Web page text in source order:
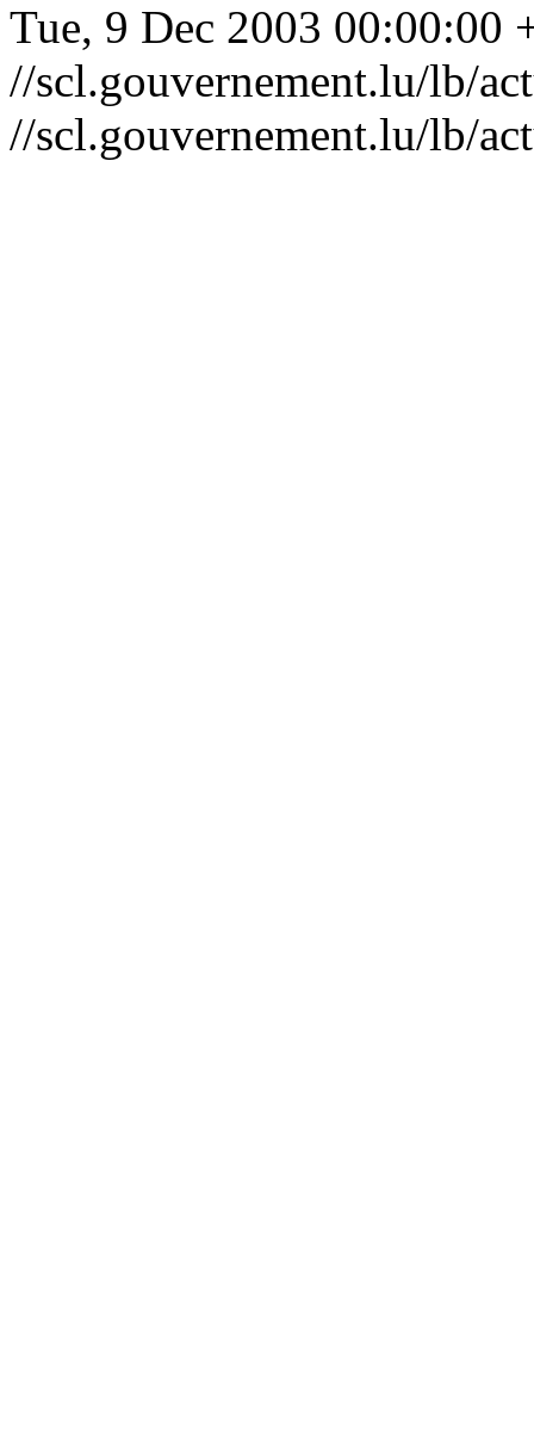
Tue, 9 Dec 2003 00:00:00
//scl.gouvernement.lu/lb/
//scl.gouvernement.lu/lb/